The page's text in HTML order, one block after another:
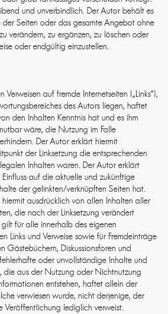
und unverbindlich. Der Autor behält es
der Seiten oder das gesamte Angebot ohne
verändern, zu ergänzen, zu löschen oder
oder endgültig einzustellen.
auf fremde Internetseiten („Links“),
des Autors liegen, haftet
den Inhalten Kenntnis hat und es ihm
wäre, die Nutzung im Falle
Der Autor erklärt hiermit
der Linksetzung die entsprechenden
Inhalten waren. Der Autor erklärt
auf die aktuelle und zukünftige
der gelinkten/verknüpften Seiten hat.
ausdrücklich von allen Inhalten aller
die nach der Linksetzung verändert
gilt für alle innerhalb des eigenen
Links und Verweise sowie für Fremdeinträge
Gästebüchern, Diskussionsforen und
oder unvollständige Inhalte und
die aus der Nutzung oder Nichtnutzung
entstehen, haftet allein der
verwiesen wurde, nicht derjenige, der
Veröffentlichung lediglich verweist.